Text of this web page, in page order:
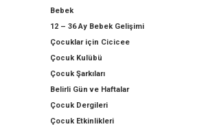
Bebek
12 – 36 Ay Bebek Gelişimi
Çocuklar için Cicicee
Çocuk Kulübü
Çocuk Şarkıları
Belirli Gün ve Haftalar
Çocuk Dergileri
Çocuk Etkinlikleri